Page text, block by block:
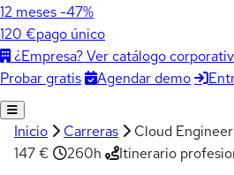
12 meses -47%
120 €pago único
¿Empresa? Ver catálogo
Probar gratis
Agendar demo
Inicio Carreras
Cloud
147 €
260h Itinerario